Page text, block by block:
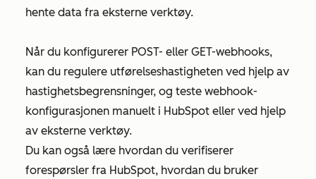
hente data fra eksterne verktøy.
Når du konfigurerer POST- eller GET-webhooks,
kan du regulere utførelseshastigheten ved hjelp av
hastighetsbegrensninger, og teste webhook-
konfigurasjonen manuelt i HubSpot eller ved hjelp
av eksterne verktøy.
Du kan også lære hvordan du verifiserer
forespørsler fra HubSpot, hvordan du bruker